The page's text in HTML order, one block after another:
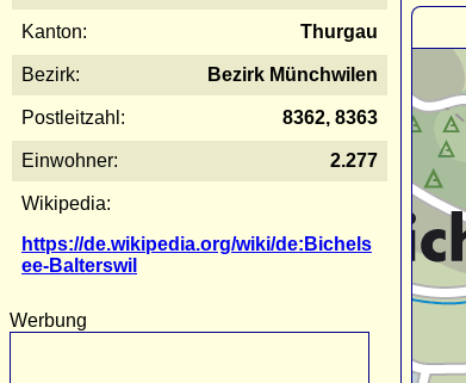
Kanton: Thurgau
Bezirk: Bezirk Münchwilen
Postleitzahl: 8362, 8363
Einwohner: 2.277
Wikipedia:
https://de.wikipedia.org/wiki/de:Bichels
ee-Balterswil
Werbung